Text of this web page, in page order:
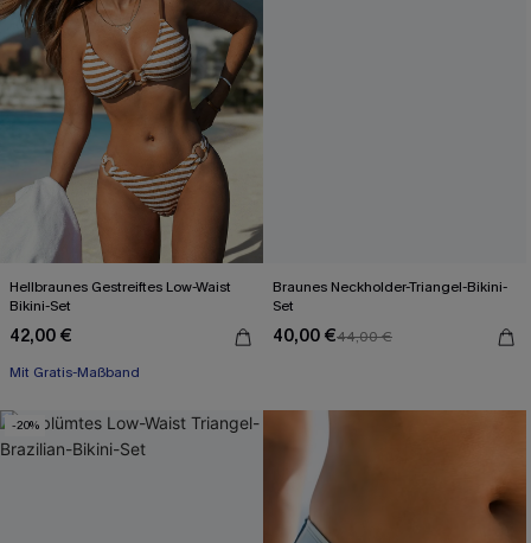
Hellbraunes Gestreiftes Low-Waist
Bikini-Set
42,00 €
Mit Gratis-Maßband
Braunes Neckholder-Triangel-Bikini-
Set
40,00 €44,00 €
-20%